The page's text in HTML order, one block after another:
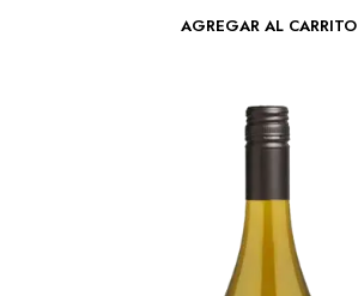
AGREGAR AL CARRITO